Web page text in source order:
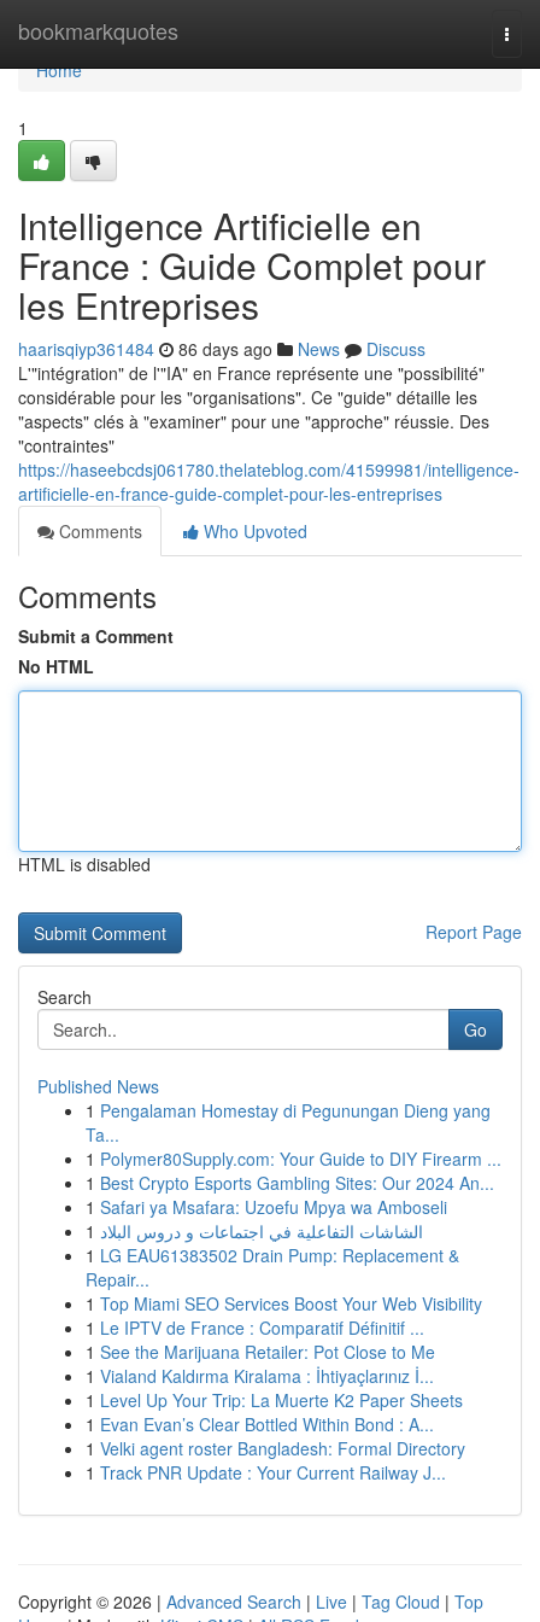
bookmarkquotes
Home
Home
1
Intelligence Artificielle en
France : Guide Complet pour
les Entreprises
haarisqiyp361484 86 days ago News
Discuss
L'"intégration" de l'"IA" en France représente une "possibilité"
considérable pour les "organisations". Ce "guide" détaille les
"aspects" clés à "examiner" pour une "approche" réussie. Des
"contraintes"
https://haseebcdsj061780.thelateblog.com/41599981/intelligence-
artificielle-en-france-guide-complet-pour-les-entreprises
Comments
Who Upvoted
Comments
Submit a Comment
No HTML
HTML is disabled
Report Page
Search
Go
Published News
1 Pengalaman Homestay di Pegunungan Dieng yang
Ta...
1 Polymer80Supply.com: Your Guide to DIY Firearm ...
1 Best Crypto Esports Gambling Sites: Our 2024 An...
1 Safari ya Msafara: Uzoefu Mpya wa Amboseli
1 الشاشات التفاعلية في اجتماعات و دروس البلاد
1 LG EAU61383502 Drain Pump: Replacement &
Repair...
1 Top Miami SEO Services Boost Your Web Visibility
1 Le IPTV de France : Comparatif Définitif ...
1 See the Marijuana Retailer: Pot Close to Me
1 Vialand Kaldırma Kiralama : İhtiyaçlarınız İ...
1 Level Up Your Trip: La Muerte K2 Paper Sheets
1 Evan Evan’s Clear Bottled Within Bond : A...
1 Velki agent roster Bangladesh: Formal Directory
1 Track PNR Update : Your Current Railway J...
Copyright © 2026 | Advanced Search | Live | Tag Cloud | Top